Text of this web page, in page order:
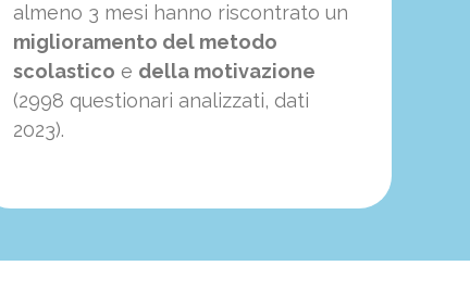
almeno 3 mesi hanno riscontrato un
miglioramento del metodo
scolastico e della motivazione
(2998 questionari analizzati, dati
2023).